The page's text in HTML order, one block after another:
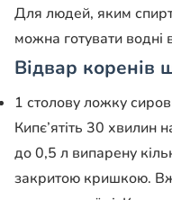
Для людей, яким
можна готувати водні
Відвар коренів
1 столову ложку
Кипє’ятіть 30 хвилин
до 0,5 л випарену
закритою кришкою.